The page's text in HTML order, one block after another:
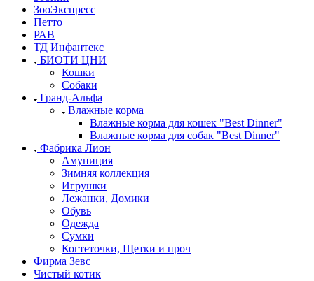
ЗооЭкспресс
Петто
РАВ
ТД Инфантекс
БИОТИ ЦНИ
Кошки
Собаки
Гранд-Альфа
Влажные корма
Влажные корма для кошек "Best Dinner"
Влажные корма для собак "Best Dinner"
Фабрика Лион
Амуниция
Зимняя коллекция
Игрушки
Лежанки, Домики
Обувь
Одежда
Сумки
Когтеточки, Щетки и проч
Фирма Зевс
Чистый котик